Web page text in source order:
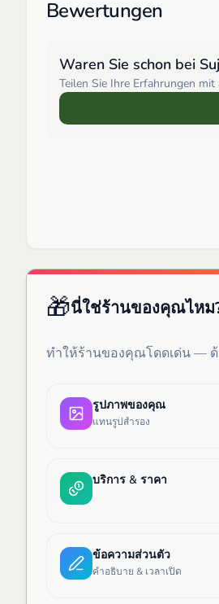
Bewertungen
Waren Sie schon bei
Teilen Sie Ihre Erfahrungen mit
🎁นี่ใช่ร้านของคุณไหม
ทำให้ร้านของคุณโดดเด่น —
รูปภาพของคุณ
แทนรูปสำรอง
บริการ & ราคา
ข้อความส่วนตัว
คำอธิบาย & เวลาเปิด